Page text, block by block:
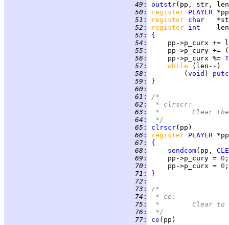
  49
:
outstr
  50
: register PLAYER
  51
: register char
  52
: register int
  53
:
{
  54
:
  55
:
pp->p_cury +=
  56
:
     pp->p_curx %=
  57
: while
  58
:
         (
void ) putc
  59
:
}
  60
:
  61
:
/*
  62
:
* clrscr:
  63
:
*	Clear
  64
:
*/
  65
: clrscr
  66
: register PLAYER
  67
:
{
  68
: sendcom(pp,
  69
:
     pp->p_cury =
0
  70
:
     pp->p_curx =
0
  71
:
}
  72
:
  73
:
/*
  74
:
* ce:
  75
:
*	Clear
  76
:
*/
  77
: ce